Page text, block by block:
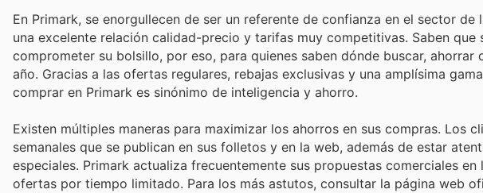
En Primark, se enorgullecen de ser un referente de confianza en el sector
una excelente relación calidad-precio y tarifas muy competitivas. Saben
comprometer su bolsillo, por eso, para quienes saben dónde buscar,
año. Gracias a las ofertas regulares, rebajas exclusivas y una amplísima
comprar en Primark es sinónimo de inteligencia y ahorro.
Existen múltiples maneras para maximizar los ahorros en sus compras. Los
semanales que se publican en sus folletos y en la web, además de estar
especiales. Primark actualiza frecuentemente sus propuestas comerciales
ofertas por tiempo limitado. Para los más astutos, consultar la página web